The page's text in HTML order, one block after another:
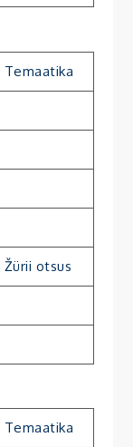
Temaatika
Žürii otsus
Temaatika